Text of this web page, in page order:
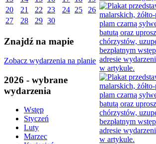
20
21 22 23 24 25
26
27
28 29 30
Znajdź na mapie
Zobacz wydarzenia na planie
2026 - wybrane
wydarzenia
Wstęp
Styczeń
Luty
Marzec